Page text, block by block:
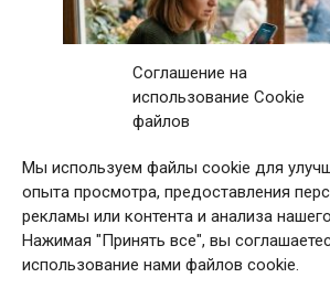
Соглашение на
использование Cookie
файлов
Мы используем файлы cookie для
опыта просмотра, предоставления
рекламы или контента и анализа
Нажимая "Принять все", вы
использование нами файлов cookie.
Первое свидание с мужчиной
после 11 звонков матери: дома
непростое решение